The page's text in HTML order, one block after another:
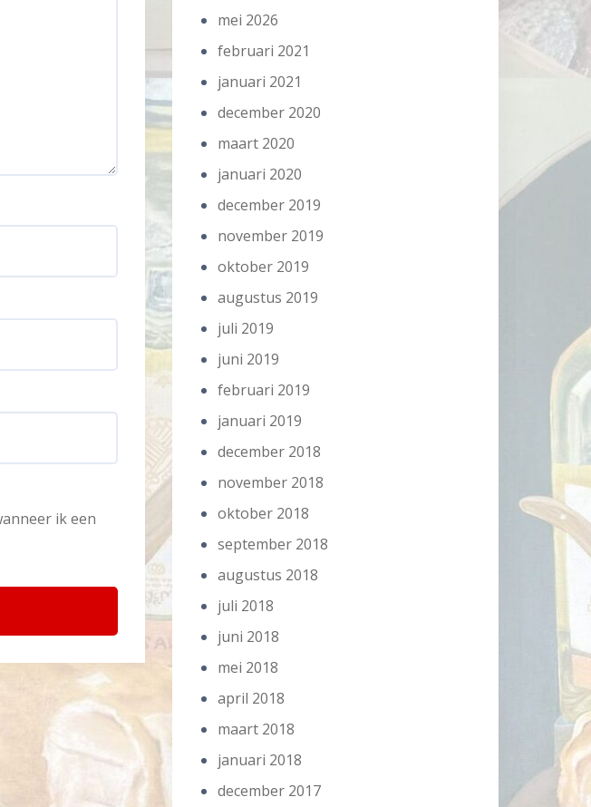
ik een
mei 2026
februari 2021
januari 2021
december 2020
maart 2020
januari 2020
december 2019
november 2019
oktober 2019
augustus 2019
juli 2019
juni 2019
februari 2019
januari 2019
december 2018
november 2018
oktober 2018
september 2018
augustus 2018
juli 2018
juni 2018
mei 2018
april 2018
maart 2018
januari 2018
december 2017